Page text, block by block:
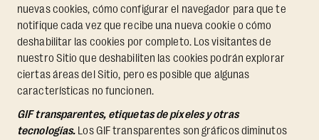
nuevas cookies, cómo configurar el navegador para que te
notifique cada vez que recibe una nueva cookie o cómo
deshabilitar las cookies por completo. Los visitantes de
nuestro Sitio que deshabiliten las cookies podrán explorar
ciertas áreas del Sitio, pero es posible que algunas
características no funcionen.
GIF transparentes, etiquetas de píxeles y otras
tecnologías. Los GIF transparentes son gráficos diminutos